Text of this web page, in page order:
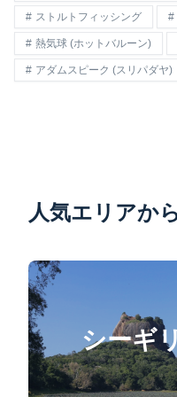
ストルトフィッシング
熱気球 (ホットバルーン)
アダムスピーク (スリパダヤ)
人気エリアか
シーギ